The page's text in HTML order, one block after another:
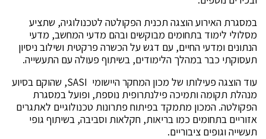
במסגרת האירוע הוצגה תכנית הפקולטה לטכנולוגיה, שתציע
מסלולי לימוד בתחומים מבוקשים ובהם מדעי המחשב, מדעי
הנתונים ומדעי החיים, עם דגש על הכשרה פרקטית ושילוב ניסיון
תעסוקתי כבר במהלך הלימודים, בשיתוף פעולה עם התעשייה.
עוד הוצגה פעילותו של מכון המחקר היישומי SASI, שהוקם בסיוע
מנהלת תקומה ותמיכה פילנתרופית נוספת, ופועל במסגרת
הפקולטה. המכון מתמקד בפיתוח פתרונות טכנולוגיים לאתגרים
אזוריים בתחומים כמו בריאות, חקלאות וסביבה, בשיתוף גופי
תעשייה וגופים ציבוריים.